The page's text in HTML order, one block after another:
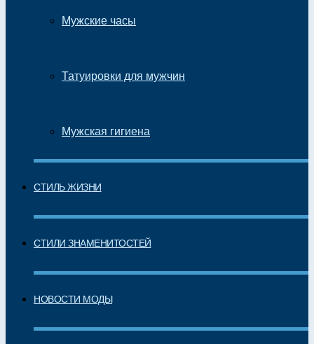
Мужские часы
Татуировки для мужчин
Мужская гигиена
СТИЛЬ ЖИЗНИ
СТИЛИ ЗНАМЕНИТОСТЕЙ
НОВОСТИ МОДЫ